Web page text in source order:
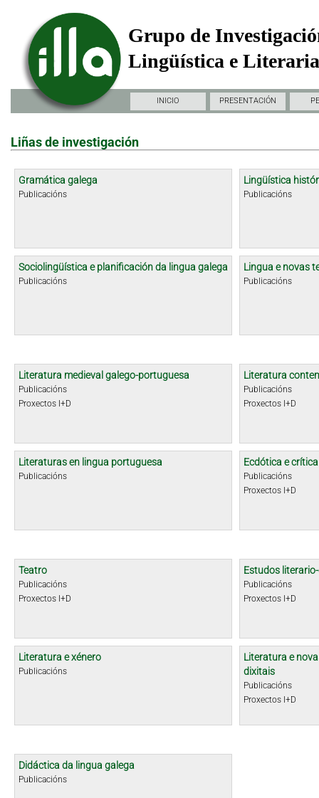
Grupo de
Lingüística e
INICIO PRESENTACIÓN
Liñas de investigación
Gramática galega
Publicacións
Lingüística
Publicacións
Sociolingüística e planificación da lingua galega
Publicacións
Lingua e novas
Publicacións
Literatura medieval galego-portuguesa
Publicacións
Proxectos I+D
Literatura
Publicacións
Proxectos I+D
Literaturas en lingua portuguesa
Publicacións
Ecdótica e
Publicacións
Proxectos I+D
Teatro
Publicacións
Proxectos I+D
Estudos
Publicacións
Proxectos I+D
Literatura e xénero
Publicacións
Literatura e
dixitais
Publicacións
Proxectos I+D
Didáctica da lingua galega
Publicacións